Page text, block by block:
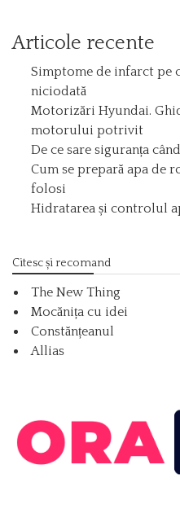
Articole recente
Simptome de infarct pe
niciodată
Motorizări Hyundai.
motorului potrivit
De ce sare siguranța
Cum se prepară apa de
folosi
Hidratarea și controlul
Citesc și recomand
The New Thing
Mocănița cu idei
Constănțeanul
Allias